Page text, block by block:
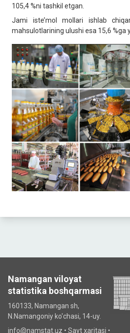
105,4 %ni tashkil etgan.
Jami iste’mol mollari ishlab
mahsulotlarining ulushi esa 15,6 %ga
Namangan viloyat
statistika boshqarmasi
160133, Namangan sh,
N.Namangoniy ko'chasi, 14-uy.
info@namstat.uz • Sayt xaritasi •